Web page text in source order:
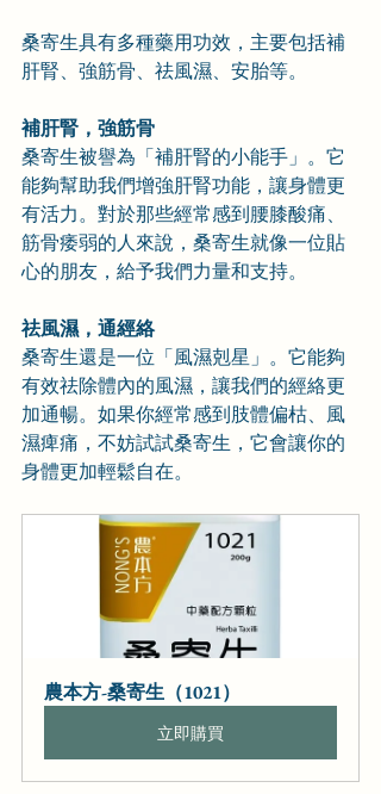
桑寄生具有多種藥用功效，主要包括補
肝腎、強筋骨、祛風濕、安胎等。
補肝腎，強筋骨
桑寄生被譽為「補肝腎的小能手」。它
能夠幫助我們增強肝腎功能，讓身體更
有活力。對於那些經常感到腰膝酸痛、
筋骨痿弱的人來說，桑寄生就像一位貼
心的朋友，給予我們力量和支持。
祛風濕，通經絡
桑寄生還是一位「風濕剋星」。它能夠
有效祛除體內的風濕，讓我們的經絡更
加通暢。如果你經常感到肢體偏枯、風
濕痺痛，不妨試試桑寄生，它會讓你的
身體更加輕鬆自在。
農本方-桑寄生（1021）
立即購買